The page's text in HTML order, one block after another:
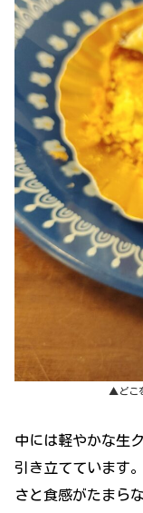
▲どこ
中には軽やかな生
引き立てています
さと食感がたまら